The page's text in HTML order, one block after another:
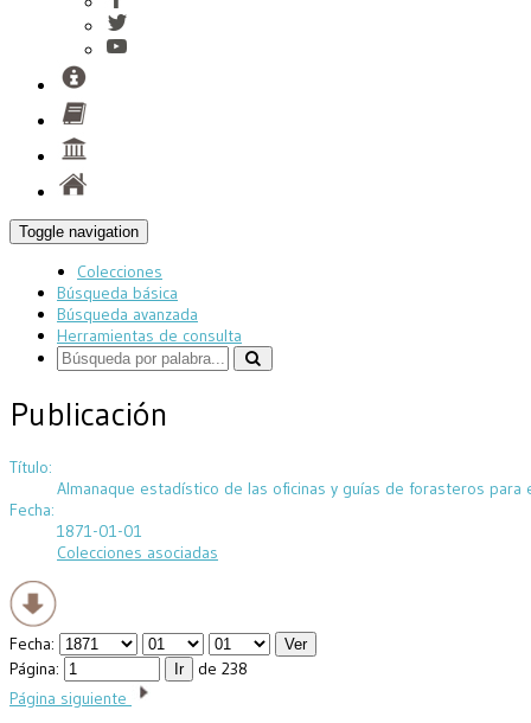
Toggle navigation
Colecciones
Búsqueda básica
Búsqueda avanzada
Herramientas de consulta
Publicación
Título:
Almanaque estadístico de las oficinas y guías de forasteros para
Fecha:
1871-01-01
Colecciones asociadas
Fecha:
Página:
de 238
Página siguiente